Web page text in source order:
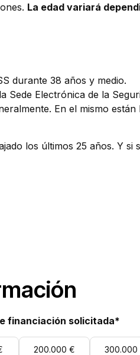
La edad variará
durante 38 años y medio.
Sede Electrónica de la
En el mismo
los últimos 25 años. Y si
financiación solicitada*
200.000 € 300.000